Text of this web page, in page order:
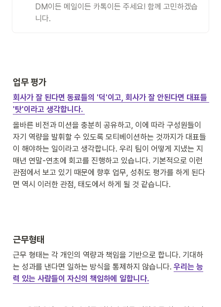
DM이든 메일이든 카톡이든 주세요! 함께 고민하겠습
니다.
업무 평가
회사가 잘 된다면 동료들의 '덕'이고, 회사가 잘 안된다면 대표들
'탓'이라고 생각합니다.
올바른 비전과 미션을 충분히 공유하고, 이에 따라 구성원들이
자기 역량을 발휘할 수 있도록 모티베이션하는 것까지가 대표들
이 해야하는 일이라고 생각합니다. 우리 팀이 어떻게 지냈는 지
매년 연말-연초에 회고를 진행하고 있습니다. 기본적으로 이런
관점에서 보고 있기 때문에 향후 업무, 성취도 평가를 하게 된다
면 역시 이러한 관점, 태도에서 하게 될 것 같습니다.
근무형태
근무 형태는 각 개인의 역량과 책임을 기반으로 합니다. 기대하
는 성과를 낸다면 일하는 방식을 통제하지 않습니다. 우리는 능
력 있는 사람들이 자신의 책임하에 일합니다.